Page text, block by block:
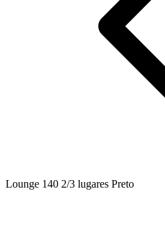
Lounge 140 2/3 lugares Preto